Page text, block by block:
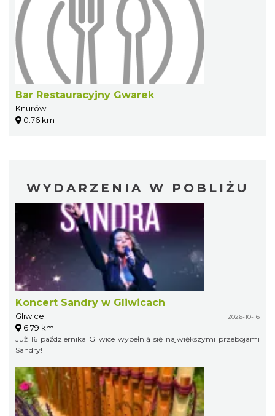
Bar Restauracyjny Gwarek
Knurów
0.76 km
WYDARZENIA W POBLIŻU
Koncert Sandry w Gliwicach
Gliwice 2026-10-16
6.79 km
Już 16 października Gliwice wypełnią się największymi przebojami
Sandry!